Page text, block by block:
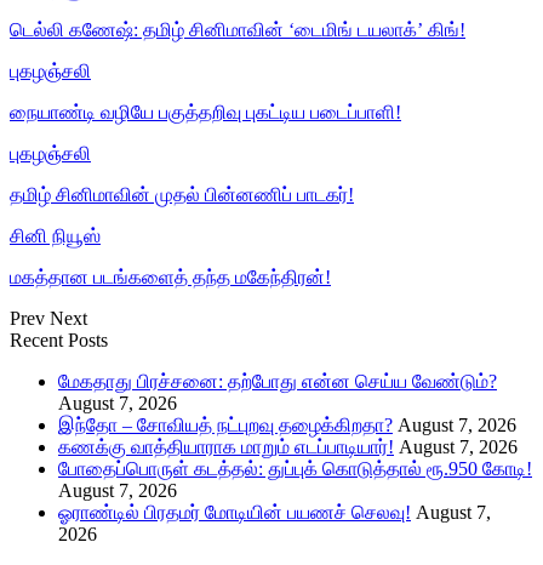
டெல்லி கணேஷ்: தமிழ் சினிமாவின் ‘டைமிங் டயலாக்’ கிங்!
புகழஞ்சலி
நையாண்டி வழியே பகுத்தறிவு புகட்டிய படைப்பாளி!
புகழஞ்சலி
தமிழ் சினிமாவின் முதல் பின்னணிப் பாடகர்!
சினி நியூஸ்
மகத்தான படங்களைத் தந்த மகேந்திரன்!
Prev Next
Recent Posts
மேகதாது பிரச்சனை: தற்போது என்ன செய்ய வேண்டும்?
August 7, 2026
இந்தோ – சோவியத் நட்புறவு தழைக்கிறதா? August 7, 2026
கணக்கு வாத்தியாராக மாறும் எடப்பாடியார்! August 7, 2026
போதைப்பொருள் கடத்தல்: துப்புக் கொடுத்தால் ரூ.950 கோடி!
August 7, 2026
ஓராண்டில் பிரதமர் மோடியின் பயணச் செலவு! August 7,
2026